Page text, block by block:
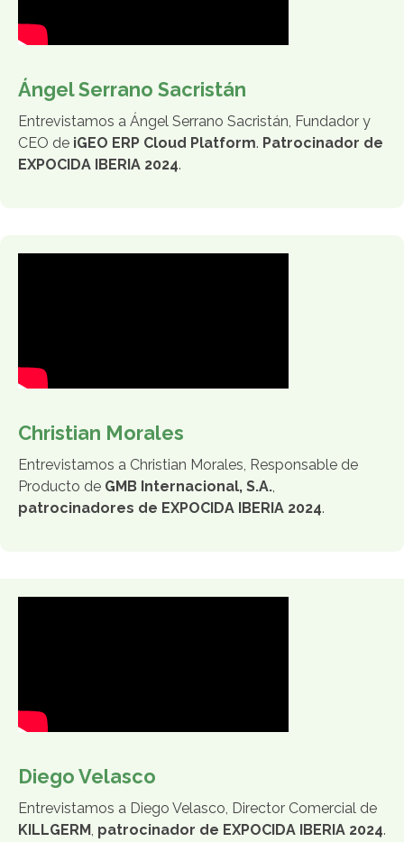
Ángel Serrano Sacristán
Entrevistamos a Ángel Serrano Sacristán, Fundador y
CEO de iGEO ERP Cloud Platform. Patrocinador de
EXPOCIDA IBERIA 2024.
Christian Morales
Entrevistamos a Christian Morales, Responsable de
Producto de GMB Internacional, S.A.,
patrocinadores de EXPOCIDA IBERIA 2024.
Diego Velasco
Entrevistamos a Diego Velasco, Director Comercial de
KILLGERM, patrocinador de EXPOCIDA IBERIA 2024.